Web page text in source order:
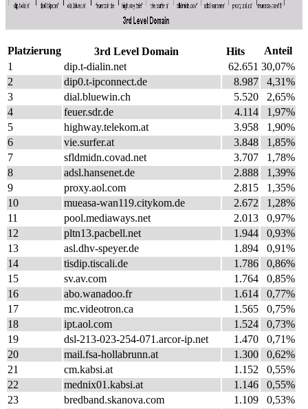
Platzierung 3rd Level Domain Hits
Anteil
1
dip.t-dialin.net 62.651 30,07%
2
dip0.t-ipconnect.de 8.987
4,31%
3
dial.bluewin.ch 5.520
2,65%
4
feuer.sdr.de 4.114
1,97%
5
highway.telekom.at 3.958
1,90%
6
vie.surfer.at 3.848
1,85%
7
sfldmidn.covad.net 3.707
1,78%
8
adsl.hansenet.de 2.888
1,39%
9
proxy.aol.com 2.815
1,35%
10
mueasa-wan119.citykom.de 2.672
1,28%
11
pool.mediaways.net 2.013
0,97%
12
pltn13.pacbell.net 1.944
0,93%
13
asl.dhv-speyer.de 1.894
0,91%
14
tisdip.tiscali.de 1.786
0,86%
15
sv.av.com 1.764
0,85%
16
abo.wanadoo.fr 1.614
0,77%
17
mc.videotron.ca 1.565
0,75%
18
ipt.aol.com 1.524
0,73%
19
dsl-213-023-254-071.arcor-ip.net 1.470
0,71%
20
mail.fsa-hollabrunn.at 1.300
0,62%
21
cm.kabsi.at 1.152
0,55%
22
mednix01.kabsi.at 1.146
0,55%
23
bredband.skanova.com 1.109
0,53%